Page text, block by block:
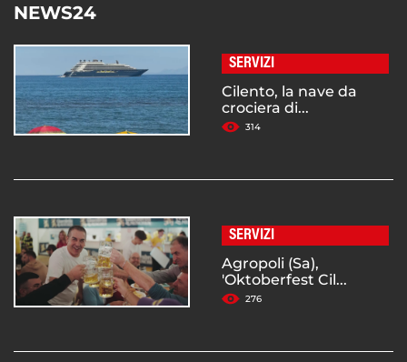
NEWS24
SERVIZI
Cilento, la nave da
crociera di...
314
SERVIZI
Agropoli (Sa),
'Oktoberfest Cil...
276